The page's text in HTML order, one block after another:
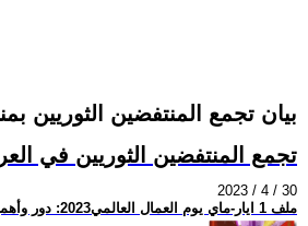
بيان تجمع المنتفضين الثوريين
تجمع المنتفضين الثوريين في
2023 / 4 / 30
ملف 1 ايار-ماي يوم العمال العالمي2023: دور وأهمية التضامن والتحالف الأممي للطبقة العاملة